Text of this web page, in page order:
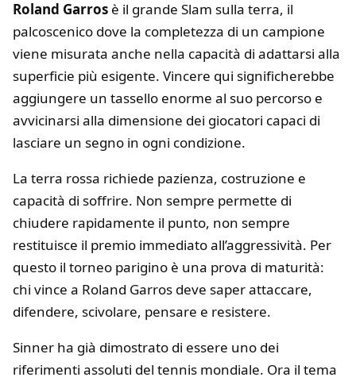
Roland Garros è il grande Slam sulla terra, il
palcoscenico dove la completezza di un campione
viene misurata anche nella capacità di adattarsi alla
superficie più esigente. Vincere qui significherebbe
aggiungere un tassello enorme al suo percorso e
avvicinarsi alla dimensione dei giocatori capaci di
lasciare un segno in ogni condizione.
La terra rossa richiede pazienza, costruzione e
capacità di soffrire. Non sempre permette di
chiudere rapidamente il punto, non sempre
restituisce il premio immediato all’aggressività. Per
questo il torneo parigino è una prova di maturità:
chi vince a Roland Garros deve saper attaccare,
difendere, scivolare, pensare e resistere.
Sinner ha già dimostrato di essere uno dei
riferimenti assoluti del tennis mondiale. Ora il tema